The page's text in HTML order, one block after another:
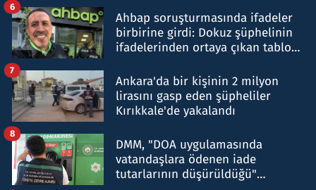
Ahbap soruşturmasında ifadeler
birbirine girdi: Dokuz şüphelinin
ifadelerinden ortaya çıkan tablo
6
Ankara'da bir kişinin 2 milyon
lirasını gasp eden şüpheliler
Kırıkkale'de yakalandı
7
DMM, "DOA uygulamasında
vatandaşlara ödenen iade
tutarlarının düşürüldüğü"
8